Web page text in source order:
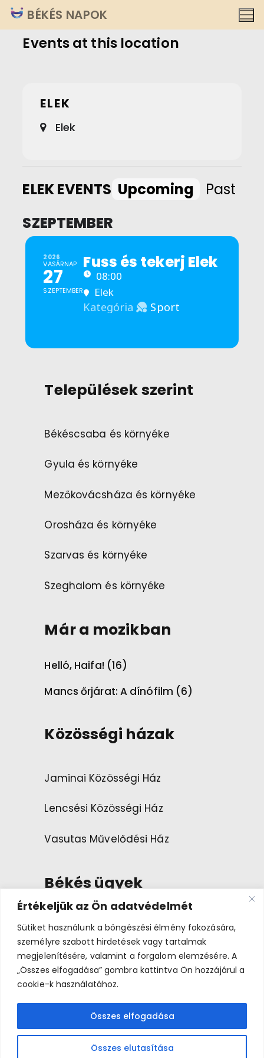
Értékeljük az Ön adatvédelmét
Sütiket használunk a böngészési élmény fokozására,
személyre szabott hirdetések vagy tartalmak
megjelenítésére, valamint a forgalom elemzésére. A
„Összes elfogadása” gombra kattintva Ön hozzájárul a
cookie-k használatához.
Összes elutasítása
Összes elfogadása
Ugrás
a
tartalomra
BÉKÉS NAPOK
Events at this location
ELEK
Elek
ELEK EVENTS Upcoming
Past
SZEPTEMBER
2026
VASÁRNAP
27
SZEPTEMBER
Fuss és tekerj Elek
08:00
Elek
Kategória Sport
Települések szerint
Békéscsaba és környéke
Gyula és környéke
Mezőkovácsháza és környéke
Orosháza és környéke
Szarvas és környéke
Szeghalom és környéke
Már a mozikban
Helló, Haifa! (16)
Mancs őrjárat: A dínófilm (6)
Közösségi házak
Jaminai Közösségi Ház
Lencsési Közösségi Ház
Vasutas Művelődési Ház
Békés ügyek
Esemény ajánlása
Bemutatkozás
Békés Napok 2026 © A médiatartalmakkal az eredeti
jogtulajdonosok rendelkeznek.